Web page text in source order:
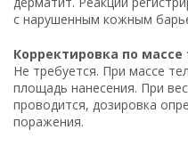
с нарушенным кожным
Корректировка по массе
Не требуется. При массе
площадь нанесения. При
проводится, дозировка
поражения.